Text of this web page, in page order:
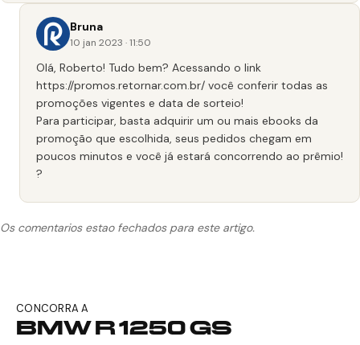
Bruna
10 jan 2023 · 11:50
Olá, Roberto! Tudo bem? Acessando o link
https://promos.retornar.com.br/ você conferir todas as
promoções vigentes e data de sorteio!
Para participar, basta adquirir um ou mais ebooks da
promoção que escolhida, seus pedidos chegam em
poucos minutos e você já estará concorrendo ao prêmio!
?
Os comentarios estao fechados para este artigo.
CONCORRA A
BMW R 1250 GS